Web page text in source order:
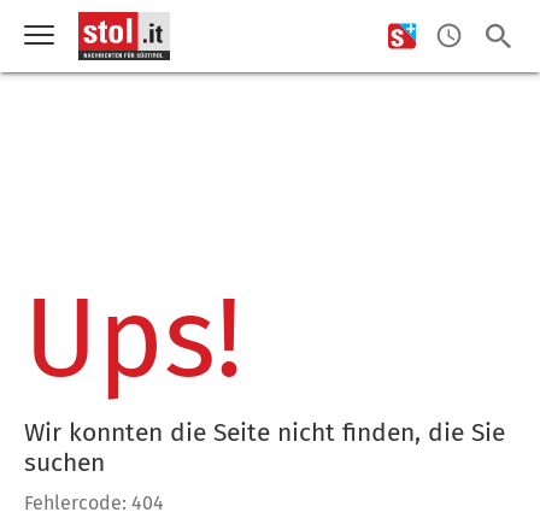
Ups!
Wir konnten die Seite nicht finden, die Sie
suchen
Fehlercode: 404